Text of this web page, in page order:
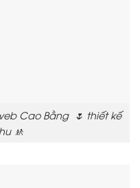
Cao Bằng 🌷 thiết kế
🚸